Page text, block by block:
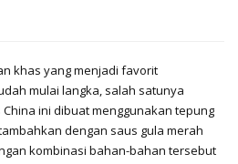
khas yang menjadi favorit
mulai langka, salah satunya
ini dibuat menggunakan tepung
dengan saus gula merah
kombinasi bahan-bahan tersebut